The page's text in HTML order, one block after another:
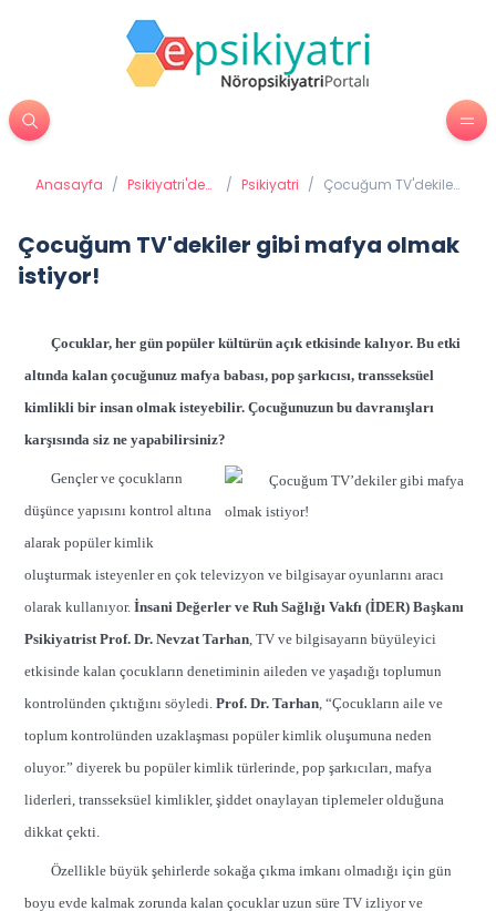
Anasayfa / Psikiyatri'de
/ Psikiyatri / Çocuğum TV'dekiler
Çocuğum TV'dekiler gibi mafya olmak
istiyor!
Çocuklar, her gün popüler kültürün açık etkisinde kalıyor. Bu etki
altında kalan çocuğunuz mafya babası, pop şarkıcısı, transseksüel
kimlikli bir insan olmak isteyebilir. Çocuğunuzun bu davranışları
karşısında siz ne yapabilirsiniz?
Gençler ve çocukların
düşünce yapısını kontrol altına
alarak popüler kimlik
oluşturmak isteyenler en çok televizyon ve bilgisayar oyunlarını aracı
olarak kullanıyor. İnsani Değerler ve Ruh Sağlığı Vakfı (İDER) Başkanı
Psikiyatrist Prof. Dr. Nevzat Tarhan, TV ve bilgisayarın büyüleyici
etkisinde kalan çocukların denetiminin aileden ve yaşadığı toplumun
kontrolünden çıktığını söyledi. Prof. Dr. Tarhan, “Çocukların aile ve
toplum kontrolünden uzaklaşması popüler kimlik oluşumuna neden
oluyor.” diyerek bu popüler kimlik türlerinde, pop şarkıcıları, mafya
liderleri, transseksüel kimlikler, şiddet onaylayan tiplemeler olduğuna
dikkat çekti.
Özellikle büyük şehirlerde sokağa çıkma imkanı olmadığı için gün
boyu evde kalmak zorunda kalan çocuklar uzun süre TV izliyor ve